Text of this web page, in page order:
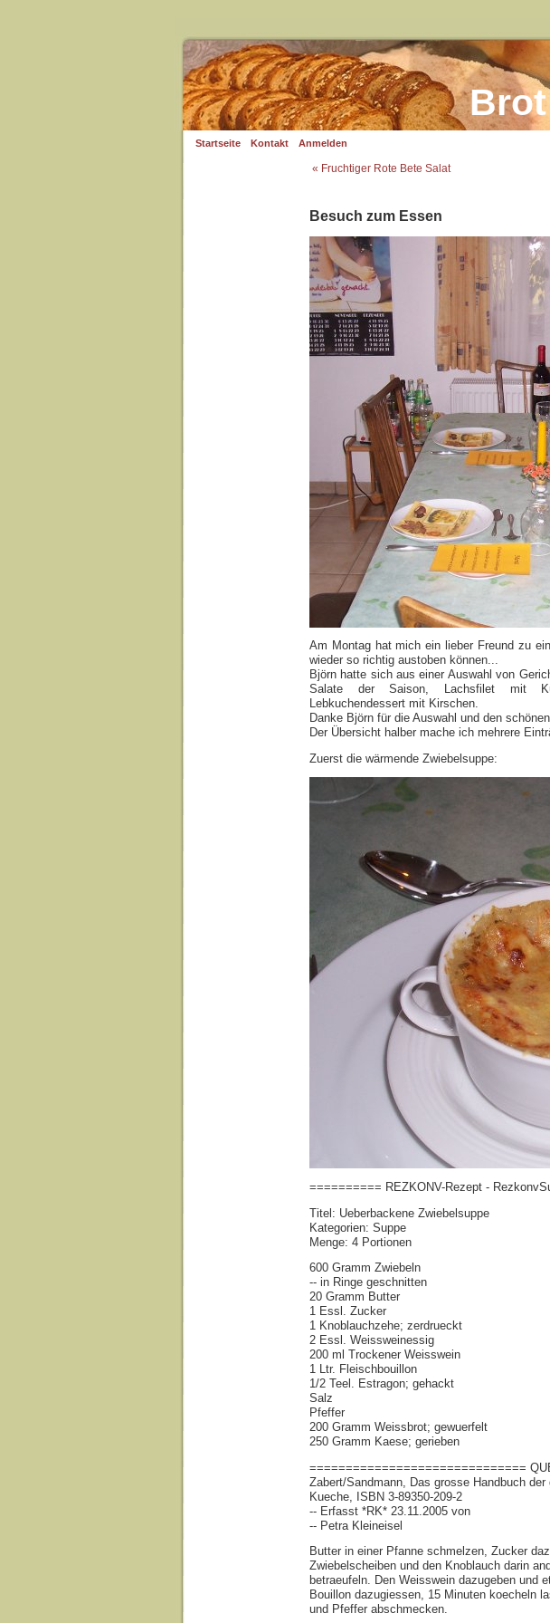
Startseite Kontakt Anmelden
« Fruchtiger Rote Bete Salat
Besuch zum Essen
Am Montag hat mich ein lieber Freund zu
wieder so richtig austoben können...
Björn hatte sich aus einer Auswahl von
Salate der Saison, Lachsfilet mit
Lebkuchendessert mit Kirschen.
Danke Björn für die Auswahl und den
Der Übersicht halber mache ich mehrere
Zuerst die wärmende Zwiebelsuppe:
========== REZKONV-Rezept -
Titel: Ueberbackene Zwiebelsuppe
Kategorien: Suppe
Menge: 4 Portionen
600 Gramm Zwiebeln
-- in Ringe geschnitten
20 Gramm Butter
1 Essl. Zucker
1 Knoblauchzehe; zerdrueckt
2 Essl. Weissweinessig
200 ml Trockener Weisswein
1 Ltr. Fleischbouillon
1/2 Teel. Estragon; gehackt
Salz
Pfeffer
200 Gramm Weissbrot; gewuerfelt
250 Gramm Kaese; gerieben
==============================
Zabert/Sandmann, Das grosse Handbuch der
Kueche, ISBN 3-89350-209-2
-- Erfasst *RK* 23.11.2005 von
-- Petra Kleineisel
Butter in einer Pfanne schmelzen, Zucker
Zwiebelscheiben und den Knoblauch darin
betraeufeln. Den Weisswein dazugeben und
Bouillon dazugiessen, 15 Minuten koecheln
und Pfeffer abschmecken.